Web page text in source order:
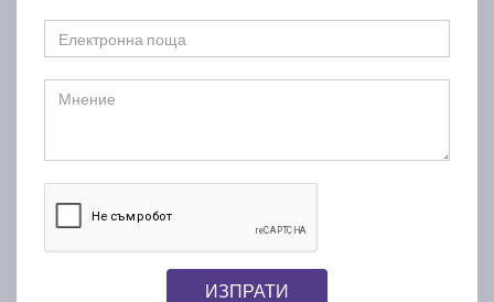
ИЗПРАТИ